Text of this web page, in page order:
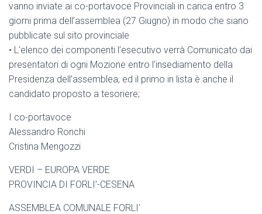
vanno inviate ai co-portavoce Provinciali in carica entro 3
giorni prima dell’assemblea (27 Giugno) in modo che siano
pubblicate sul sito provinciale
•⁠ ⁠L’elenco dei componenti l’esecutivo verrà Comunicato dai
presentatori di ogni Mozione entro l’insediamento della
Presidenza dell’assemblea, ed il primo in lista è anche il
candidato proposto a tesoriere;
I co-portavoce
Alessandro Ronchi
Cristina Mengozzi
VERDI – EUROPA VERDE
PROVINCIA DI FORLI’-CESENA
ASSEMBLEA COMUNALE FORLI’